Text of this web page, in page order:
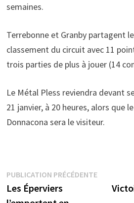
semaines.
Terrebonne et Granby partagent
classement du circuit avec 11
trois parties de plus à jouer (14
Le Métal Pless reviendra devant
21 janvier, à 20 heures, alors que
Donnacona sera le visiteur.
Navigation
de
PUBLICATION PRÉCÉDENTE
Les Éperviers